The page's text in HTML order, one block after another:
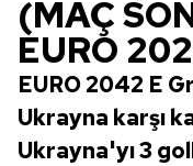
(MAÇ
EURO
EURO 2042 E
Ukrayna karşı
Ukrayna'yı 3